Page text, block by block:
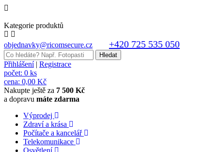
Kategorie produktů
objednavky@ricomsecure.cz +420 725 535 050
Přihlášení| Registrace
počet: 0 ks
cena: 0,00 Kč
Nakupte ještě za 7 500 Kč
a dopravu máte zdarma
Výprodej
Zdraví a krása
Počítače a kancelář
Telekomunikace
Osvětlení